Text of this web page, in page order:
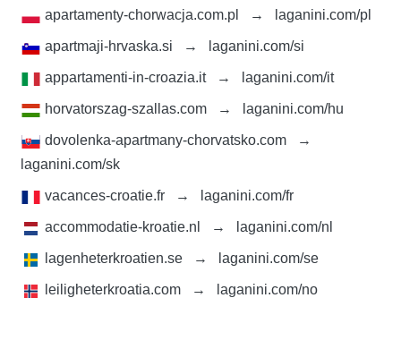
apartamenty-chorwacja.com.pl → laganini.com/pl
apartmaji-hrvaska.si → laganini.com/si
appartamenti-in-croazia.it → laganini.com/it
horvatorszag-szallas.com → laganini.com/hu
dovolenka-apartmany-chorvatsko.com
→
laganini.com/sk
vacances-croatie.fr → laganini.com/fr
accommodatie-kroatie.nl → laganini.com/nl
lagenheterkroatien.se → laganini.com/se
leiligheterkroatia.com → laganini.com/no